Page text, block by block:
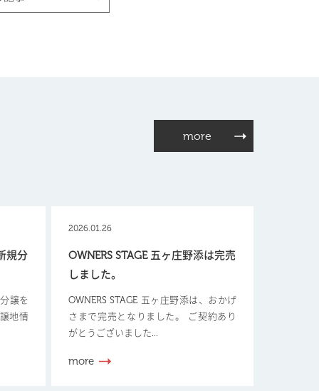
規分
譲を
地情
2026.01.26
OWNERS STAGE 五ヶ庄野添は完売
しました。
OWNERS STAGE 五ヶ庄野添は、おかげ
さまで完売となりました。 ご契約あり
がとうございました...
more
more